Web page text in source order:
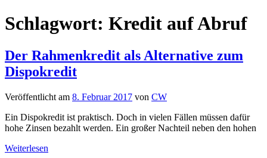
Schlagwort: Kredit auf Abruf
Der Rahmenkredit als Alternative zum
Dispokredit
Veröffentlicht am 8. Februar 2017 von CW
Ein Dispokredit ist praktisch. Doch in vielen Fällen müssen dafür
hohe Zinsen bezahlt werden. Ein großer Nachteil neben den hohen
Weiterlesen